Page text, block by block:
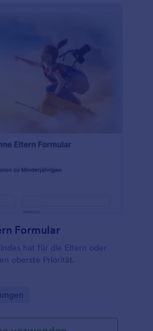
Formular
hat für die Eltern oder
oberste Priorität.